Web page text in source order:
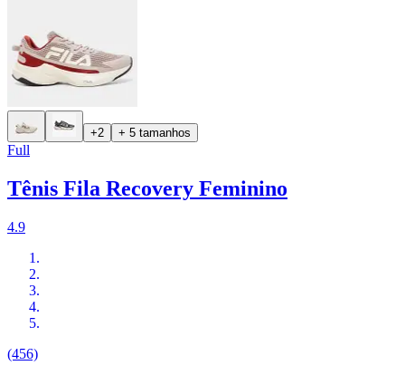
+2 + 5 tamanhos
Full
Tênis Fila Recovery Feminino
4.9
(456)